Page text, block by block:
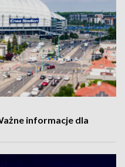
informacje dla